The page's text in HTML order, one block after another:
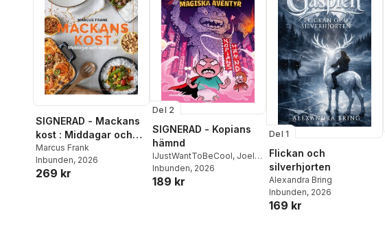
SIGNERAD - Mackans
kost : Middagar och
matlådor
Marcus Frank
Inbunden, 2026
269 kr
Del 2
SIGNERAD - Kopians
hämnd
IJustWantToBeCool, Joel
Adolphson,Emil Ejdemo
Beer ,Victor Beer
Inbunden, 2026
189 kr
Del 1
Flickan och
silverhjorten
Alexandra Bring
Inbunden, 2026
169 kr